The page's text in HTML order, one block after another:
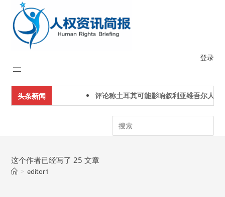
content
登录
头条新闻 评论称土耳其可能影响叙利亚维吾尔人下
Search
这个作者已经写了 25 文章
> editor1